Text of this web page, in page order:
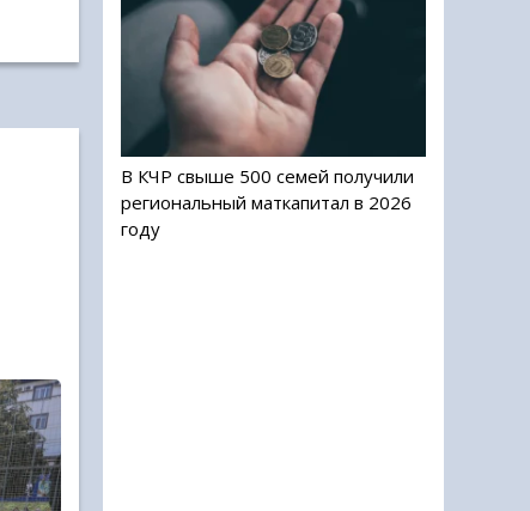
В КЧР свыше 500 семей получили
региональный маткапитал в 2026
году